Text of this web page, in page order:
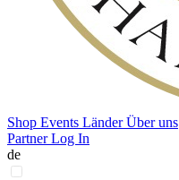
Shop Events LänderÜber uns
Partner Log In
de